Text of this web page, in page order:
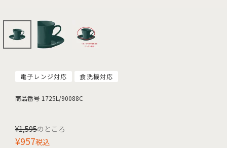
電子レンジ対応 食洗機対応
商品番号 1725L/90088C
¥1,595のところ
¥957税込